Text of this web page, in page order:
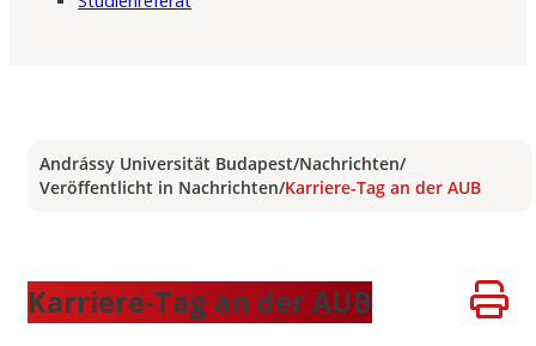
Andrássy Universität Budapest/Nachrichten/
Veröffentlicht in Nachrichten/Karriere-Tag an der AUB
Karriere-Tag an der AUB